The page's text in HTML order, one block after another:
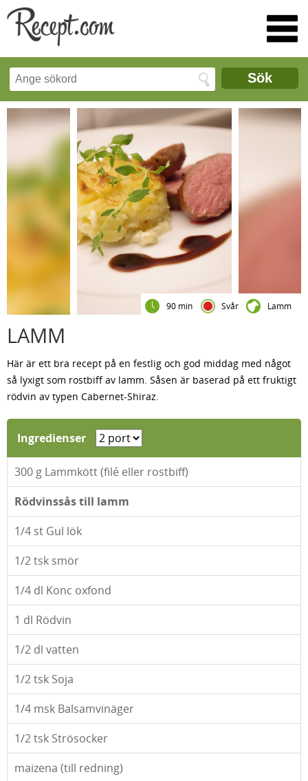
Sök
90 min Svår Lamm
LAMM
Här är ett bra recept på en festlig och god middag med något
så lyxigt som rostbiff av lamm. Såsen är baserad på ett fruktigt
rödvin av typen Cabernet-Shiraz.
Ingredienser
300 g Lammkött (filé eller rostbiff)
Rödvinssås till lamm
1/4 st Gul lök
1/2tsk smör
1/4 dl Konc oxfond
1 dl Rödvin
1/2 dl vatten
1/2tsk Soja
1/4 msk Balsamvinäger
1/2tsk Strösocker
maizena (till redning)